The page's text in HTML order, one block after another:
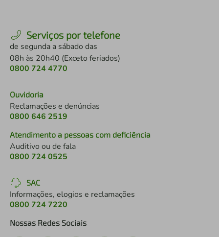
Serviços por telefone
de segunda a sábado das
08h às 20h40 (Exceto feriados)
0800 724 4770
Ouvidoria
Reclamações e denúncias
0800 646 2519
Atendimento a pessoas com deficiência
Auditivo ou de fala
0800 724 0525
SAC
Informações, elogios e reclamações
0800 724 7220
Nossas Redes Sociais